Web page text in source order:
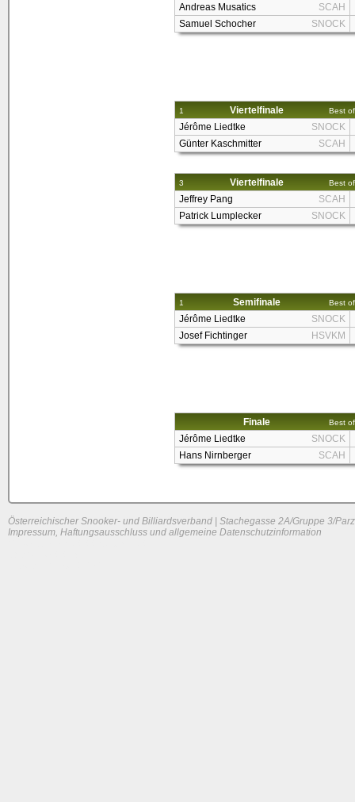
Andreas Musatics
SCAH
Samuel Schocher
SNOCK
1 Viertelfinale Best
Jérôme Liedtke
SNOCK
Günter Kaschmitter
SCAH
3 Viertelfinale Best
Jeffrey Pang
SCAH
Patrick Lumplecker
SNOCK
1 Semifinale Best
Jérôme Liedtke
SNOCK
Josef Fichtinger
HSVKM
Finale Best
Jérôme Liedtke
SNOCK
Hans Nirnberger
SCAH
Österreichischer Snooker- und Billiardsverband | Stachegasse 2A/Gruppe 3/
Impressum, Haftungsausschluss und allgemeine Datenschutzinformation